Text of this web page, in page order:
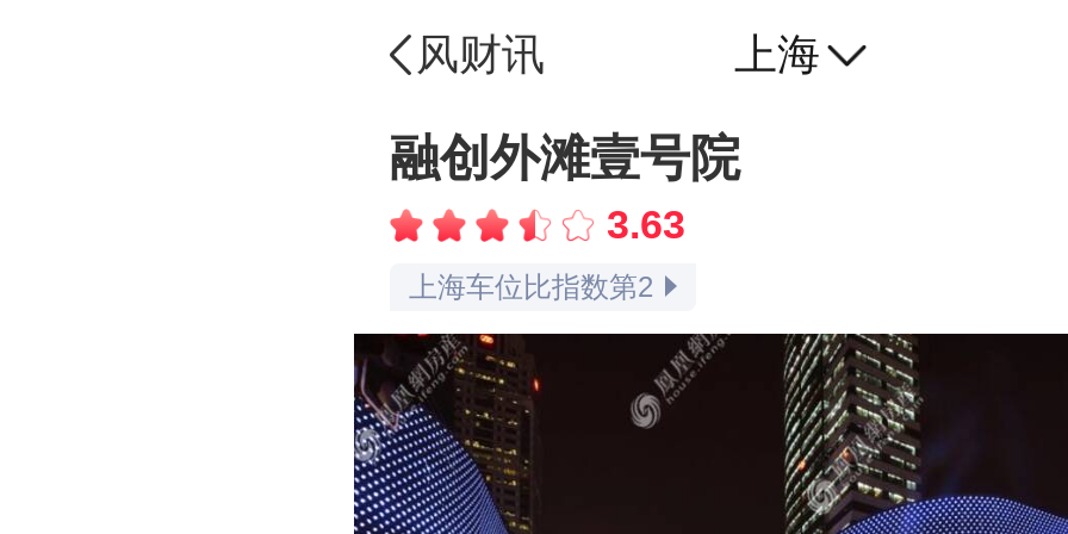
风财讯 上海
融创外滩壹号院
3.63
上海交通指数第1
上海容积率指数第3
上海绿化率指数第1
上海楼盘点评指数第1
上海物业指数第1
上海楼盘口碑指数第1
品牌认知指数第1